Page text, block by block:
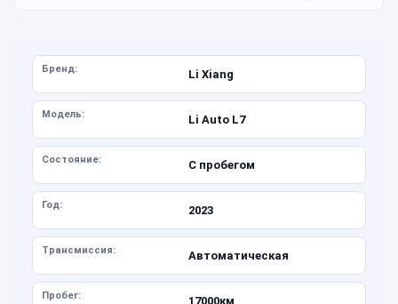
Бренд: Li Xiang
Модель: Li Auto L7
Состояние: С пробегом
Год: 2023
Трансмиссия: Автоматическая
Пробег: 17000км